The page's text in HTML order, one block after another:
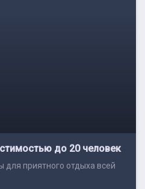
до 20 человек
для приятного отдыха всей